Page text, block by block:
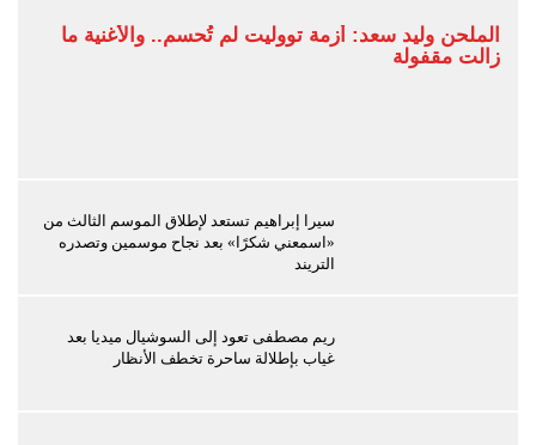
الملحن وليد سعد: أزمة تووليت لم تُحسم.. والأغنية ما
زالت مقفولة
سيرا إبراهيم تستعد لإطلاق الموسم الثالث من
«اسمعني شكرًا» بعد نجاح موسمين وتصدره
التريند
ريم مصطفى تعود إلى السوشيال ميديا بعد
غياب بإطلالة ساحرة تخطف الأنظار